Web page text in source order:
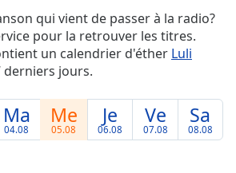
qui vient de passer à la radio?
pour la retrouver les titres.
un calendrier d'éther Luli
derniers jours.
Ma
04.08
Me
05.08
Je
06.08
Ve
07.08
Sa
08.08